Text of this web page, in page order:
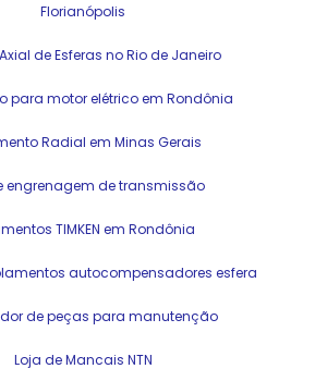
Florianópolis
de Esferas no Rio de Janeiro
para motor elétrico em Rondônia
Radial em Minas Gerais
engrenagem de transmissão
TIMKEN em Rondônia
autocompensadores esfera
de peças para manutenção
Loja de Mancais NTN